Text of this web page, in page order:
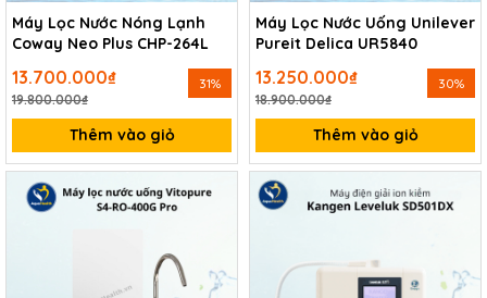
Máy Lọc Nước Nóng Lạnh
Coway Neo Plus CHP-264L
13.700.000₫
19.800.000₫
31%
Thêm vào giỏ
Máy Lọc Nước Uống Unilever
Pureit Delica UR5840
13.250.000₫
18.900.000₫
30%
Thêm vào giỏ